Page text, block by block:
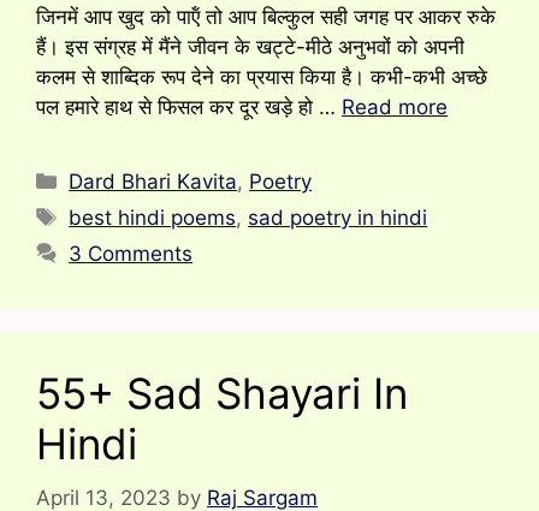
जिनमें आप खुद को पाऍं तो आप बिल्कुल सही जगह पर आकर रुके
हैं। इस संग्रह में मैंने जीवन के खट्टे-मीठे अनुभवों को अपनी
कलम से शाब्दिक रूप देने का प्रयास किया है। कभी-कभी अच्छे
पल हमारे हाथ से फिसल कर दूर खड़े हो … Read more
Categories
Dard Bhari Kavita, Poetry
Tags
best hindi poems, sad poetry in hindi
3 Comments
55+ Sad Shayari In
Hindi
April 13, 2023 by Raj Sargam